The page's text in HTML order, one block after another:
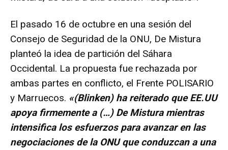
El pasado 16 de octubre en una sesión del
Consejo de Seguridad de la ONU, De Mistura
planteó la idea de partición del Sáhara
Occidental. La propuesta fue rechazada por
ambas partes en conflicto, el Frente POLISARIO
y Marruecos. «(Blinken) ha reiterado que EE.UU
apoya firmemente a (…) De Mistura mientras
intensifica los esfuerzos para avanzar en las
negociaciones de la ONU que conduzcan a una